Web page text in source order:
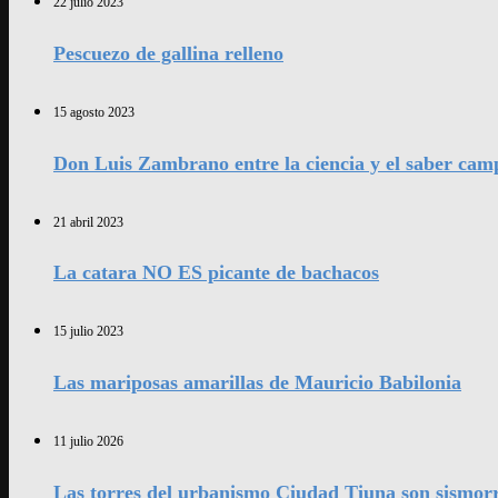
Pescuezo de gallina relleno
15 agosto 2023
Don Luis Zambrano entre la ciencia y el saber
21 abril 2023
La catara NO ES picante de bachacos
15 julio 2023
Las mariposas amarillas de Mauricio Babilonia
11 julio 2026
Las torres del urbanismo Ciudad Tiuna son